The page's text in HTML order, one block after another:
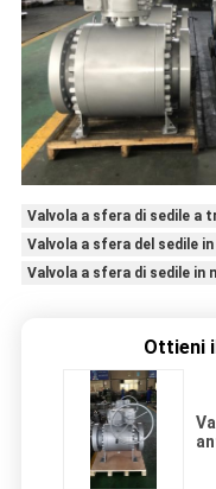
Valvola a sfera di sedile a
Valvola a sfera del sedile
Valvola a sfera di sedile in
Ottieni